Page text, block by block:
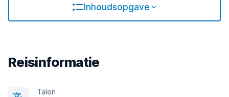
Inhoudsopgave
Reisinformatie
Talen